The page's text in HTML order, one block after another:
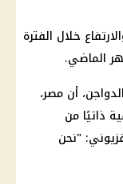
خلال الفترة
الماضي.
أن مصر،
ذاتيًا من
"نحن